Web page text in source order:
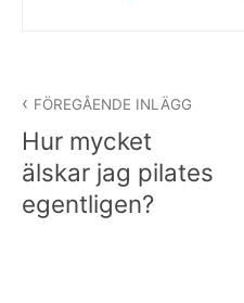
FÖREGÅENDE INLÄGG
Hur mycket
älskar jag pilates
egentligen?